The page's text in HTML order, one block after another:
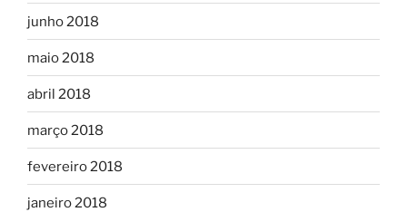
junho 2018
maio 2018
abril 2018
março 2018
fevereiro 2018
janeiro 2018